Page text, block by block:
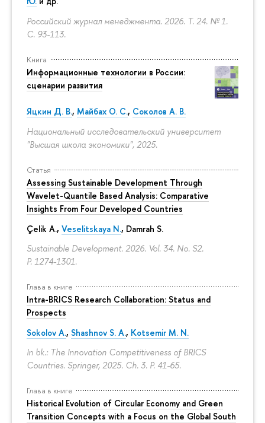
Российский журнал менеджмента. 2026. Т. 24. № 1.
С. 93-113.
Книга
Информационные технологии в России:
сценарии развития
Яцкин Д. В., Майбах О. С., Соколов А. В.
Национальный исследовательский университет
"Высшая школа экономики", 2025.
Статья
Assessing Sustainable Development Through
Wavelet-Quantile Based Analysis: Comparative
Insights From Four Developed Countries
Çelik A., Veselitskaya N., Damrah S.
Sustainable Development. 2026. Vol. 34. No. S2.
P. 1274-1301.
Глава в книге
Intra-BRICS Research Collaboration: Status and
Prospects
Sokolov A., Shashnov S. A., Kotsemir M. N.
In bk.: The Innovation Competitiveness of BRICS
Countries. Springer, 2025. Ch. 3. P. 41-65.
Глава в книге
Historical Evolution of Circular Economy and Green
Transition Concepts with a Focus on the Global South